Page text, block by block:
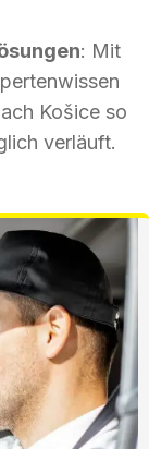
: Mit
Košice so
verläuft.